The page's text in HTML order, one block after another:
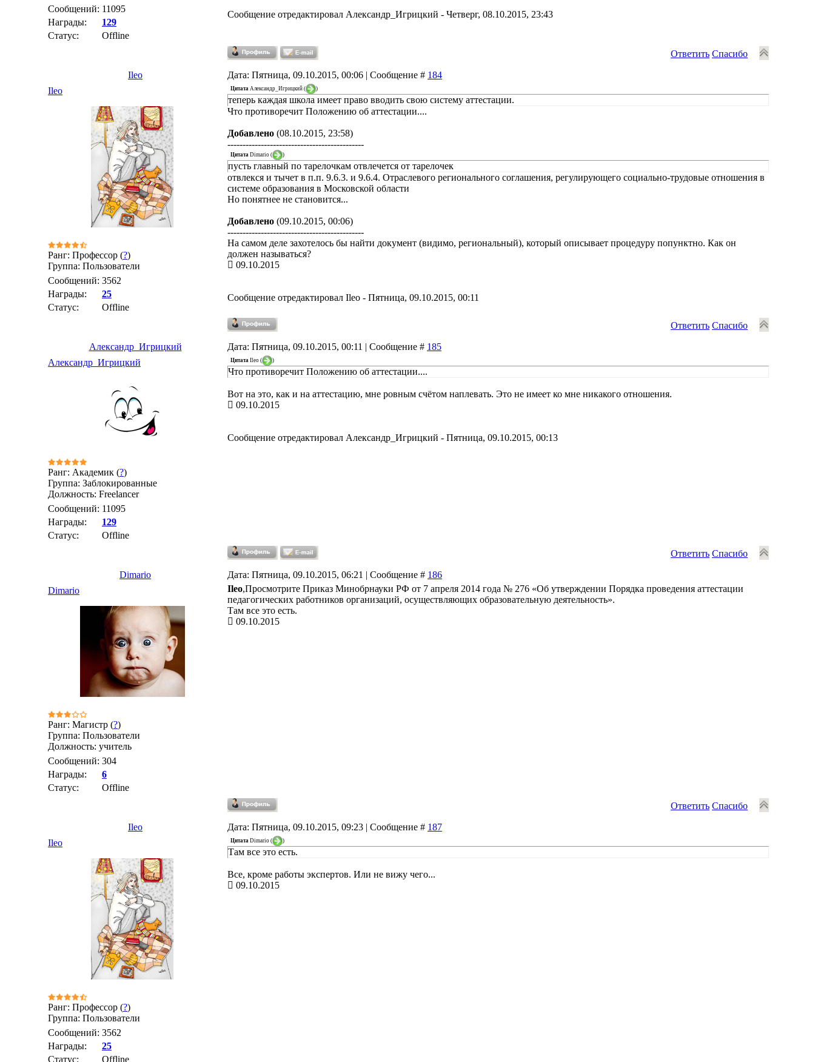
Сообщений: 11095
Награды:
129
Статус:
Offline
Сообщение отредактировал Александр_Игрицкий - Четверг, 08.10.2015, 23:43
Ответить Спасибо
Ileo Дата: Пятница, 09.10.2015, 00:06 | Сообщение # 184
Ileo
Ранг: Профессор (?)
Группа: Пользователи
Сообщений: 3562
Награды:
25
Статус:
Offline
Цитата Александр_Игрицкий ( )
теперь каждая школа имеет право вводить свою систему аттестации.
Что противоречит Положению об аттестации....
Добавлено (08.10.2015, 23:58)
---------------------------------------------
Цитата Dimario ( )
пусть главный по тарелочкам отвлечется от тарелочек
отвлекся и тычет в п.п. 9.6.3. и 9.6.4. Отраслевого регионального соглашения, регулирующего социально-трудовые отношения в
системе образования в Московской области
Но понятнее не становится...
Добавлено (09.10.2015, 00:06)
---------------------------------------------
На самом деле захотелось бы найти документ (видимо, региональный), который описывает процедуру попунктно. Как он
должен называться?
09.10.2015
Сообщение отредактировал Ileo - Пятница, 09.10.2015, 00:11
Ответить Спасибо
Александр_Игрицкий Дата: Пятница, 09.10.2015, 00:11 | Сообщение # 185
Александр_Игрицкий
Ранг: Академик (?)
Группа: Заблокированные
Должность: Freelancer
Сообщений: 11095
Награды:
129
Статус:
Offline
Цитата Ileo ( )
Что противоречит Положению об аттестации....
Вот на это, как и на аттестацию, мне ровным счётом наплевать. Это не имеет ко мне никакого отношения.
09.10.2015
Сообщение отредактировал Александр_Игрицкий - Пятница, 09.10.2015, 00:13
Ответить Спасибо
Dimario Дата: Пятница, 09.10.2015, 06:21 | Сообщение # 186
Dimario
Ранг: Магистр (?)
Группа: Пользователи
Должность: учитель
Сообщений: 304
Награды:
6
Статус:
Offline
Ileo,Просмотрите Приказ Минобрнауки РФ от 7 апреля 2014 года № 276 «Об утверждении Порядка проведения аттестации
педагогических работников организаций, осуществляющих образовательную деятельность».
Там все это есть.
09.10.2015
Ответить Спасибо
Ileo Дата: Пятница, 09.10.2015, 09:23 | Сообщение # 187
Ileo
Ранг: Профессор (?)
Группа: Пользователи
Сообщений: 3562
Награды:
25
Статус:
Offline
Цитата Dimario ( )
Там все это есть.
Все, кроме работы экспертов. Или не вижу чего...
09.10.2015